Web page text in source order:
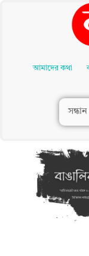
Contentআমাদের কথা